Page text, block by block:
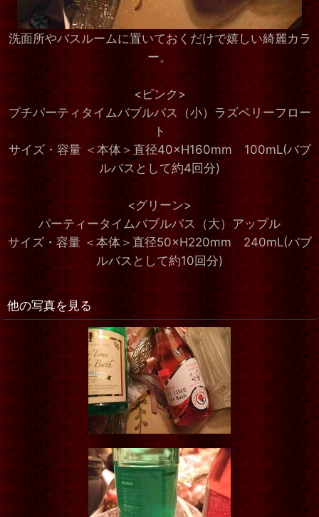
洗面所やバスルームに置いておくだけで嬉しい綺麗カラ
ー。
<ピンク>
プチパーティタイムバブルバス（小）ラズベリーフロー
ト
サイズ・容量 ＜本体＞直径40×H160mm 100mL(バブ
ルバスとして約4回分)
<グリーン>
パーティータイムバブルバス（大）アップル
サイズ・容量 ＜本体＞直径50×H220mm 240mL(バブ
ルバスとして約10回分)
他の写真を見る